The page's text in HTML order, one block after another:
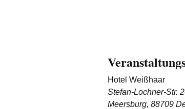
Hotel Weißhaar
Stefan-Lochner-Str.
Meersburg, 88709